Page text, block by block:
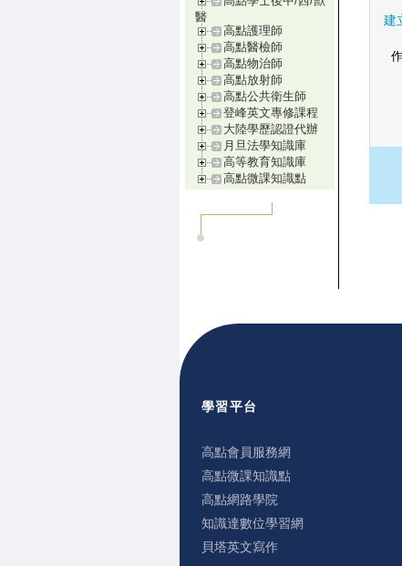
醫
高點護理師
高點醫檢師
高點物治師
高點放射師
高點公共衛生師
登峰英文專修課程
大陸學歷認證代辦
月旦法學知識庫
高等教育知識庫
高點微課知識點
建
學習平台
高點會員服務網
高點微課知識點
高點網路學院
知識達數位學習網
貝塔英文寫作